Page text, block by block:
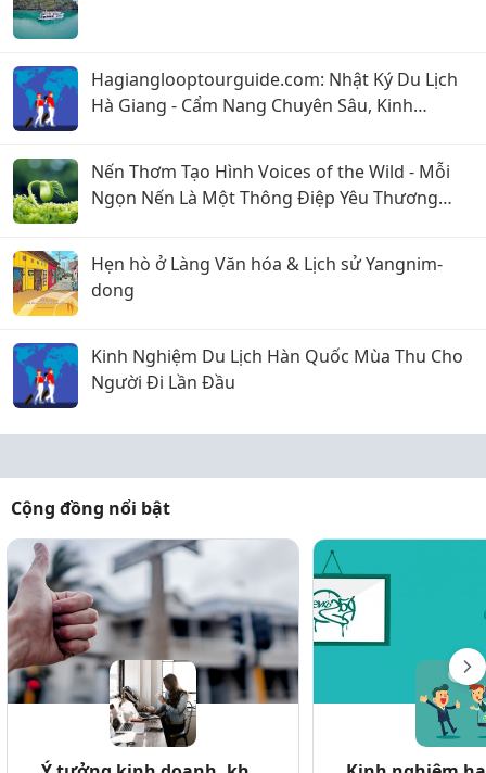
Hagianglooptourguide.com: Nhật Ký Du Lịch
Hà Giang - Cẩm Nang Chuyên Sâu, Kinh
Nến Thơm Tạo Hình Voices of the Wild - Mỗi
Ngọn Nến Là Một Thông Điệp Yêu Thương
Hẹn hò ở Làng Văn hóa & Lịch sử Yangnim-
dong
Kinh Nghiệm Du Lịch Hàn Quốc Mùa Thu Cho
Người Đi Lần Đầu
Cộng đồng nổi bật